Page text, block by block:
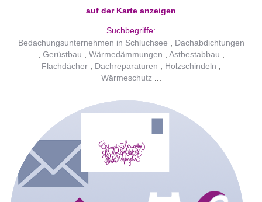
auf der Karte anzeigen
Suchbegriffe:
Bedachungsunternehmen in Schluchsee
Dachabdichtungen
Gerüstbau
Wärmedämmungen
Astbestabbau
Flachdächer
Dachreparaturen
Holzschindeln
Wärmeschutz